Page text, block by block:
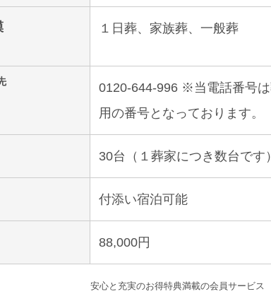
１日葬、家族葬、一般葬
0120-644-996 ※当電話番号
用の番号となっております。
30台（１葬家につき数台です）
付添い宿泊可能
88,000円
安心と充実のお得特典満載の会員サービス